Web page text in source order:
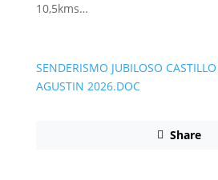
10,5kms…
SENDERISMO JUBILOSO
AGUSTIN 2026.DOC
Share